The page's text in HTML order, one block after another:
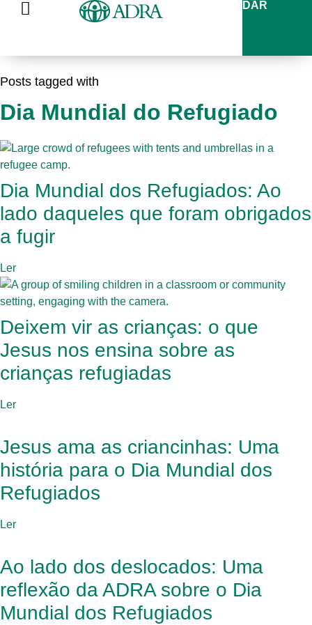
DAR
Posts tagged with
Dia Mundial do Refugiado
Dia Mundial dos Refugiados: Ao
lado daqueles que foram obrigados
a fugir
Ler
Deixem vir as crianças: o que
Jesus nos ensina sobre as
crianças refugiadas
Ler
Jesus ama as criancinhas: Uma
história para o Dia Mundial dos
Refugiados
Ler
Ao lado dos deslocados: Uma
reflexão da ADRA sobre o Dia
Mundial dos Refugiados